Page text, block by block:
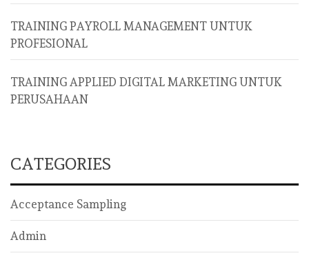
TRAINING PAYROLL MANAGEMENT UNTUK
PROFESIONAL
TRAINING APPLIED DIGITAL MARKETING UNTUK
PERUSAHAAN
CATEGORIES
Acceptance Sampling
Admin